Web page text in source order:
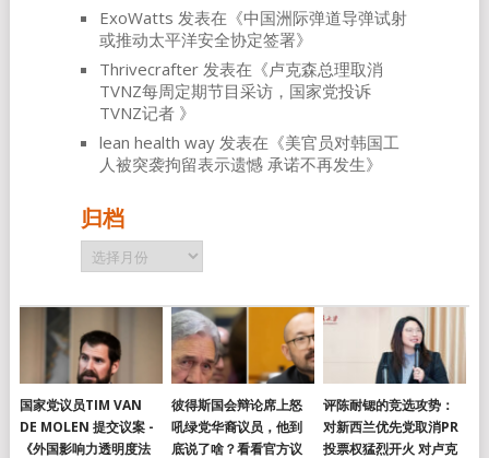
ExoWatts 发表在《中国洲际弹道导弹试射
或推动太平洋安全协定签署》
Thrivecrafter发表在《卢克森总理取消
TVNZ每周定期节目采访，国家党投诉
TVNZ记者 》
lean health way发表在《美官员对韩国工
人被突袭拘留表示遗憾 承诺不再发生》
归档
归
档
国家党议员TIM VAN
DE MOLEN 提交议案 -
《外国影响力透明度法
彼得斯国会辩论席上怒
吼绿党华裔议员，他到
底说了啥？看看官方议
评陈耐锶的竞选攻势：
对新西兰优先党取消PR
投票权猛烈开火 对卢克